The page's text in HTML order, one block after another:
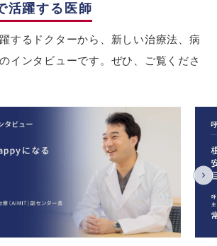
活躍する医師
するドクターから、新しい治療法、病
インタビューです。ぜひ、ご覧くださ